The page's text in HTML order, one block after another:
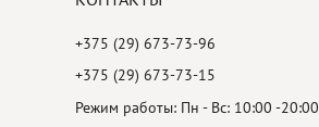
+375 (29) 673-73-96
+375 (29) 673-73-15
Режим работы: Пн - Вс: 10:00 -20:00